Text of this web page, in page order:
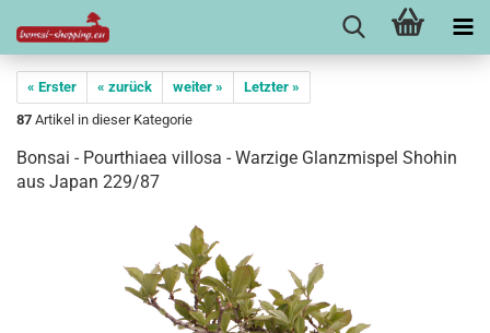
« Erster « zurück weiter »
Letzter »
87 Artikel in dieser Kategorie
Bonsai - Pourthiaea villosa - Warzige Glanzmispel Shohin
aus Japan 229/87